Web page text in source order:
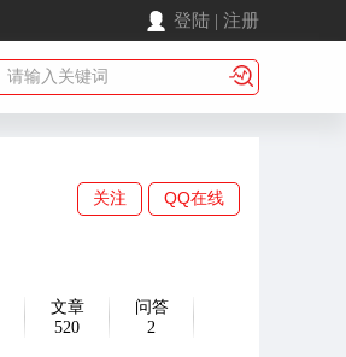
登陆 | 注册
关注 QQ在线
文章
520
问答
2